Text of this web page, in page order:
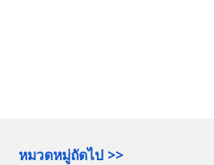
หมวดหมู่ถัดไป >>